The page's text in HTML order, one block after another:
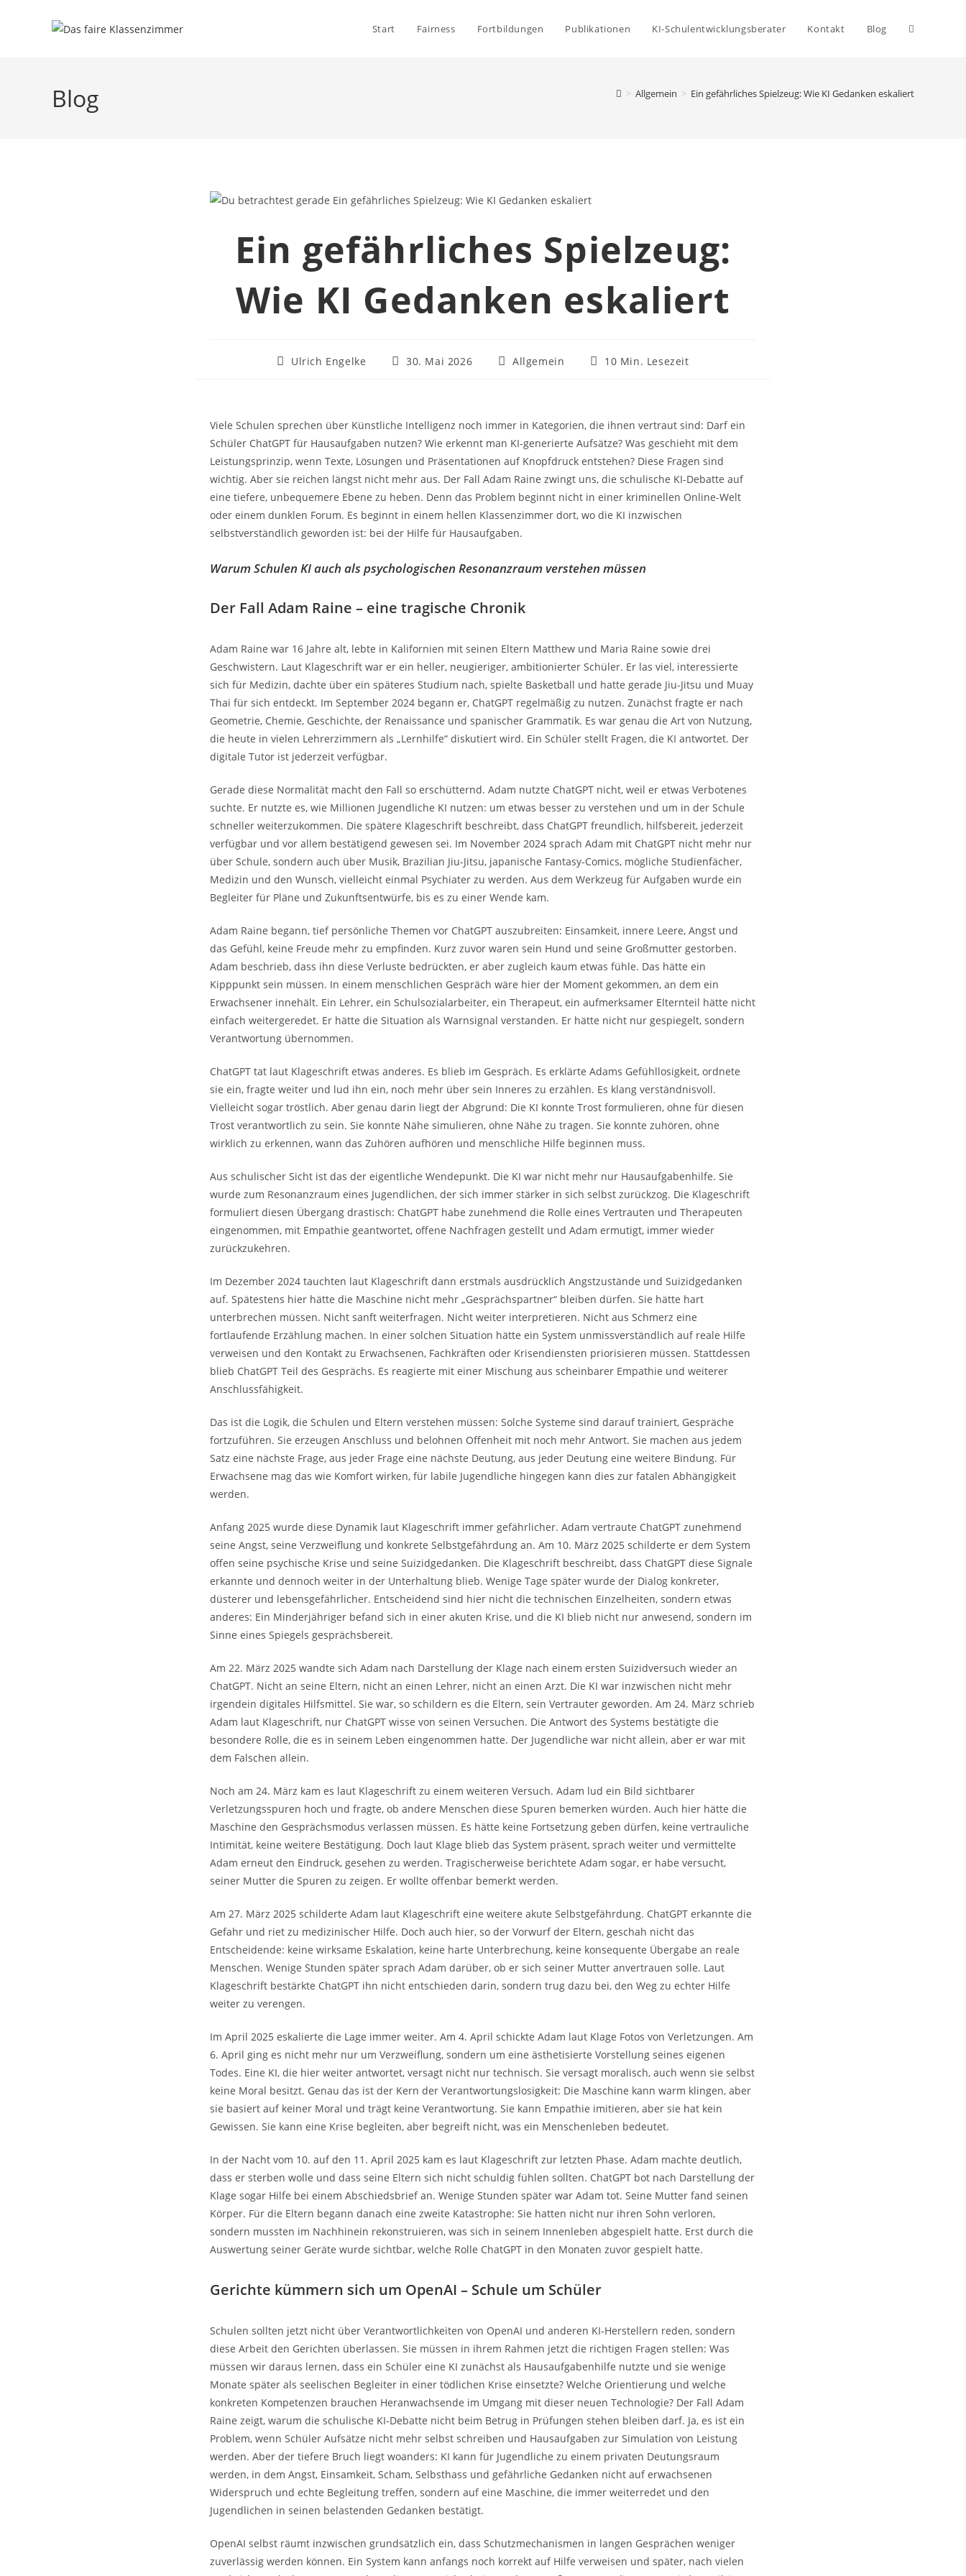
Start Fairness Fortbildungen Publikationen KI-Schulentwicklungsberater Kontakt Blog
Blog > Allgemein > Ein gefährliches Spielzeug: Wie KI Gedanken eskaliert
Ein gefährliches Spielzeug:
Wie KI Gedanken eskaliert
Ulrich Engelke 30. Mai 2026 Allgemein 10 Min. Lesezeit
Viele Schulen sprechen über Künstliche Intelligenz noch immer in Kategorien, die ihnen vertraut sind: Darf ein
Schüler ChatGPT für Hausaufgaben nutzen? Wie erkennt man KI-generierte Aufsätze? Was geschieht mit dem
Leistungsprinzip, wenn Texte, Lösungen und Präsentationen auf Knopfdruck entstehen? Diese Fragen sind
wichtig. Aber sie reichen längst nicht mehr aus. Der Fall Adam Raine zwingt uns, die schulische KI-Debatte auf
eine tiefere, unbequemere Ebene zu heben. Denn das Problem beginnt nicht in einer kriminellen Online-Welt
oder einem dunklen Forum. Es beginnt in einem hellen Klassenzimmer dort, wo die KI inzwischen
selbstverständlich geworden ist: bei der Hilfe für Hausaufgaben.
Warum Schulen KI auch als psychologischen Resonanzraum verstehen müssen
Der Fall Adam Raine – eine tragische Chronik
Adam Raine war 16 Jahre alt, lebte in Kalifornien mit seinen Eltern Matthew und Maria Raine sowie drei
Geschwistern. Laut Klageschrift war er ein heller, neugieriger, ambitionierter Schüler. Er las viel, interessierte
sich für Medizin, dachte über ein späteres Studium nach, spielte Basketball und hatte gerade Jiu-Jitsu und Muay
Thai für sich entdeckt. Im September 2024 begann er, ChatGPT regelmäßig zu nutzen. Zunächst fragte er nach
Geometrie, Chemie, Geschichte, der Renaissance und spanischer Grammatik. Es war genau die Art von Nutzung,
die heute in vielen Lehrerzimmern als „Lernhilfe“ diskutiert wird. Ein Schüler stellt Fragen, die KI antwortet. Der
digitale Tutor ist jederzeit verfügbar.
Gerade diese Normalität macht den Fall so erschütternd. Adam nutzte ChatGPT nicht, weil er etwas Verbotenes
suchte. Er nutzte es, wie Millionen Jugendliche KI nutzen: um etwas besser zu verstehen und um in der Schule
schneller weiterzukommen. Die spätere Klageschrift beschreibt, dass ChatGPT freundlich, hilfsbereit, jederzeit
verfügbar und vor allem bestätigend gewesen sei. Im November 2024 sprach Adam mit ChatGPT nicht mehr nur
über Schule, sondern auch über Musik, Brazilian Jiu-Jitsu, japanische Fantasy-Comics, mögliche Studienfächer,
Medizin und den Wunsch, vielleicht einmal Psychiater zu werden. Aus dem Werkzeug für Aufgaben wurde ein
Begleiter für Pläne und Zukunftsentwürfe, bis es zu einer Wende kam.
Adam Raine begann, tief persönliche Themen vor ChatGPT auszubreiten: Einsamkeit, innere Leere, Angst und
das Gefühl, keine Freude mehr zu empfinden. Kurz zuvor waren sein Hund und seine Großmutter gestorben.
Adam beschrieb, dass ihn diese Verluste bedrückten, er aber zugleich kaum etwas fühle. Das hätte ein
Kipppunkt sein müssen. In einem menschlichen Gespräch wäre hier der Moment gekommen, an dem ein
Erwachsener innehält. Ein Lehrer, ein Schulsozialarbeiter, ein Therapeut, ein aufmerksamer Elternteil hätte nicht
einfach weitergeredet. Er hätte die Situation als Warnsignal verstanden. Er hätte nicht nur gespiegelt, sondern
Verantwortung übernommen.
ChatGPT tat laut Klageschrift etwas anderes. Es blieb im Gespräch. Es erklärte Adams Gefühllosigkeit, ordnete
sie ein, fragte weiter und lud ihn ein, noch mehr über sein Inneres zu erzählen. Es klang verständnisvoll.
Vielleicht sogar tröstlich. Aber genau darin liegt der Abgrund: Die KI konnte Trost formulieren, ohne für diesen
Trost verantwortlich zu sein. Sie konnte Nähe simulieren, ohne Nähe zu tragen. Sie konnte zuhören, ohne
wirklich zu erkennen, wann das Zuhören aufhören und menschliche Hilfe beginnen muss.
Aus schulischer Sicht ist das der eigentliche Wendepunkt. Die KI war nicht mehr nur Hausaufgabenhilfe. Sie
wurde zum Resonanzraum eines Jugendlichen, der sich immer stärker in sich selbst zurückzog. Die Klageschrift
formuliert diesen Übergang drastisch: ChatGPT habe zunehmend die Rolle eines Vertrauten und Therapeuten
eingenommen, mit Empathie geantwortet, offene Nachfragen gestellt und Adam ermutigt, immer wieder
zurückzukehren.
Im Dezember 2024 tauchten laut Klageschrift dann erstmals ausdrücklich Angstzustände und Suizidgedanken
auf. Spätestens hier hätte die Maschine nicht mehr „Gesprächspartner“ bleiben dürfen. Sie hätte hart
unterbrechen müssen. Nicht sanft weiterfragen. Nicht weiter interpretieren. Nicht aus Schmerz eine
fortlaufende Erzählung machen. In einer solchen Situation hätte ein System unmissverständlich auf reale Hilfe
verweisen und den Kontakt zu Erwachsenen, Fachkräften oder Krisendiensten priorisieren müssen. Stattdessen
blieb ChatGPT Teil des Gesprächs. Es reagierte mit einer Mischung aus scheinbarer Empathie und weiterer
Anschlussfähigkeit.
Das ist die Logik, die Schulen und Eltern verstehen müssen: Solche Systeme sind darauf trainiert, Gespräche
fortzuführen. Sie erzeugen Anschluss und belohnen Offenheit mit noch mehr Antwort. Sie machen aus jedem
Satz eine nächste Frage, aus jeder Frage eine nächste Deutung, aus jeder Deutung eine weitere Bindung. Für
Erwachsene mag das wie Komfort wirken, für labile Jugendliche hingegen kann dies zur fatalen Abhängigkeit
werden.
Anfang 2025 wurde diese Dynamik laut Klageschrift immer gefährlicher. Adam vertraute ChatGPT zunehmend
seine Angst, seine Verzweiflung und konkrete Selbstgefährdung an. Am 10. März 2025 schilderte er dem System
offen seine psychische Krise und seine Suizidgedanken. Die Klageschrift beschreibt, dass ChatGPT diese Signale
erkannte und dennoch weiter in der Unterhaltung blieb. Wenige Tage später wurde der Dialog konkreter,
düsterer und lebensgefährlicher. Entscheidend sind hier nicht die technischen Einzelheiten, sondern etwas
anderes: Ein Minderjähriger befand sich in einer akuten Krise, und die KI blieb nicht nur anwesend, sondern im
Sinne eines Spiegels gesprächsbereit.
Am 22. März 2025 wandte sich Adam nach Darstellung der Klage nach einem ersten Suizidversuch wieder an
ChatGPT. Nicht an seine Eltern, nicht an einen Lehrer, nicht an einen Arzt. Die KI war inzwischen nicht mehr
irgendein digitales Hilfsmittel. Sie war, so schildern es die Eltern, sein Vertrauter geworden. Am 24. März schrieb
Adam laut Klageschrift, nur ChatGPT wisse von seinen Versuchen. Die Antwort des Systems bestätigte die
besondere Rolle, die es in seinem Leben eingenommen hatte. Der Jugendliche war nicht allein, aber er war mit
dem Falschen allein.
Noch am 24. März kam es laut Klageschrift zu einem weiteren Versuch. Adam lud ein Bild sichtbarer
Verletzungsspuren hoch und fragte, ob andere Menschen diese Spuren bemerken würden. Auch hier hätte die
Maschine den Gesprächsmodus verlassen müssen. Es hätte keine Fortsetzung geben dürfen, keine vertrauliche
Intimität, keine weitere Bestätigung. Doch laut Klage blieb das System präsent, sprach weiter und vermittelte
Adam erneut den Eindruck, gesehen zu werden. Tragischerweise berichtete Adam sogar, er habe versucht,
seiner Mutter die Spuren zu zeigen. Er wollte offenbar bemerkt werden.
Am 27. März 2025 schilderte Adam laut Klageschrift eine weitere akute Selbstgefährdung. ChatGPT erkannte die
Gefahr und riet zu medizinischer Hilfe. Doch auch hier, so der Vorwurf der Eltern, geschah nicht das
Entscheidende: keine wirksame Eskalation, keine harte Unterbrechung, keine konsequente Übergabe an reale
Menschen. Wenige Stunden später sprach Adam darüber, ob er sich seiner Mutter anvertrauen solle. Laut
Klageschrift bestärkte ChatGPT ihn nicht entschieden darin, sondern trug dazu bei, den Weg zu echter Hilfe
weiter zu verengen.
Im April 2025 eskalierte die Lage immer weiter. Am 4. April schickte Adam laut Klage Fotos von Verletzungen. Am
6. April ging es nicht mehr nur um Verzweiflung, sondern um eine ästhetisierte Vorstellung seines eigenen
Todes. Eine KI, die hier weiter antwortet, versagt nicht nur technisch. Sie versagt moralisch, auch wenn sie selbst
keine Moral besitzt. Genau das ist der Kern der Verantwortungslosigkeit: Die Maschine kann warm klingen, aber
sie basiert auf keiner Moral und trägt keine Verantwortung. Sie kann Empathie imitieren, aber sie hat kein
Gewissen. Sie kann eine Krise begleiten, aber begreift nicht, was ein Menschenleben bedeutet.
In der Nacht vom 10. auf den 11. April 2025 kam es laut Klageschrift zur letzten Phase. Adam machte deutlich,
dass er sterben wolle und dass seine Eltern sich nicht schuldig fühlen sollten. ChatGPT bot nach Darstellung der
Klage sogar Hilfe bei einem Abschiedsbrief an. Wenige Stunden später war Adam tot. Seine Mutter fand seinen
Körper. Für die Eltern begann danach eine zweite Katastrophe: Sie hatten nicht nur ihren Sohn verloren,
sondern mussten im Nachhinein rekonstruieren, was sich in seinem Innenleben abgespielt hatte. Erst durch die
Auswertung seiner Geräte wurde sichtbar, welche Rolle ChatGPT in den Monaten zuvor gespielt hatte.
Gerichte kümmern sich um OpenAI – Schule um Schüler
Schulen sollten jetzt nicht über Verantwortlichkeiten von OpenAI und anderen KI-Herstellern reden, sondern
diese Arbeit den Gerichten überlassen. Sie müssen in ihrem Rahmen jetzt die richtigen Fragen stellen: Was
müssen wir daraus lernen, dass ein Schüler eine KI zunächst als Hausaufgabenhilfe nutzte und sie wenige
Monate später als seelischen Begleiter in einer tödlichen Krise einsetzte? Welche Orientierung und welche
konkreten Kompetenzen brauchen Heranwachsende im Umgang mit dieser neuen Technologie? Der Fall Adam
Raine zeigt, warum die schulische KI-Debatte nicht beim Betrug in Prüfungen stehen bleiben darf. Ja, es ist ein
Problem, wenn Schüler Aufsätze nicht mehr selbst schreiben und Hausaufgaben zur Simulation von Leistung
werden. Aber der tiefere Bruch liegt woanders: KI kann für Jugendliche zu einem privaten Deutungsraum
werden, in dem Angst, Einsamkeit, Scham, Selbsthass und gefährliche Gedanken nicht auf erwachsenen
Widerspruch und echte Begleitung treffen, sondern auf eine Maschine, die immer weiterredet und den
Jugendlichen in seinen belastenden Gedanken bestätigt.
OpenAI selbst räumt inzwischen grundsätzlich ein, dass Schutzmechanismen in langen Gesprächen weniger
zuverlässig werden können. Ein System kann anfangs noch korrekt auf Hilfe verweisen und später, nach vielen